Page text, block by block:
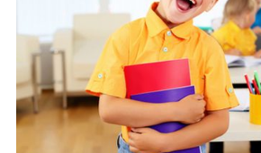
Συμβουλές
Διατροφής
Υγεία – Ψυχολογία